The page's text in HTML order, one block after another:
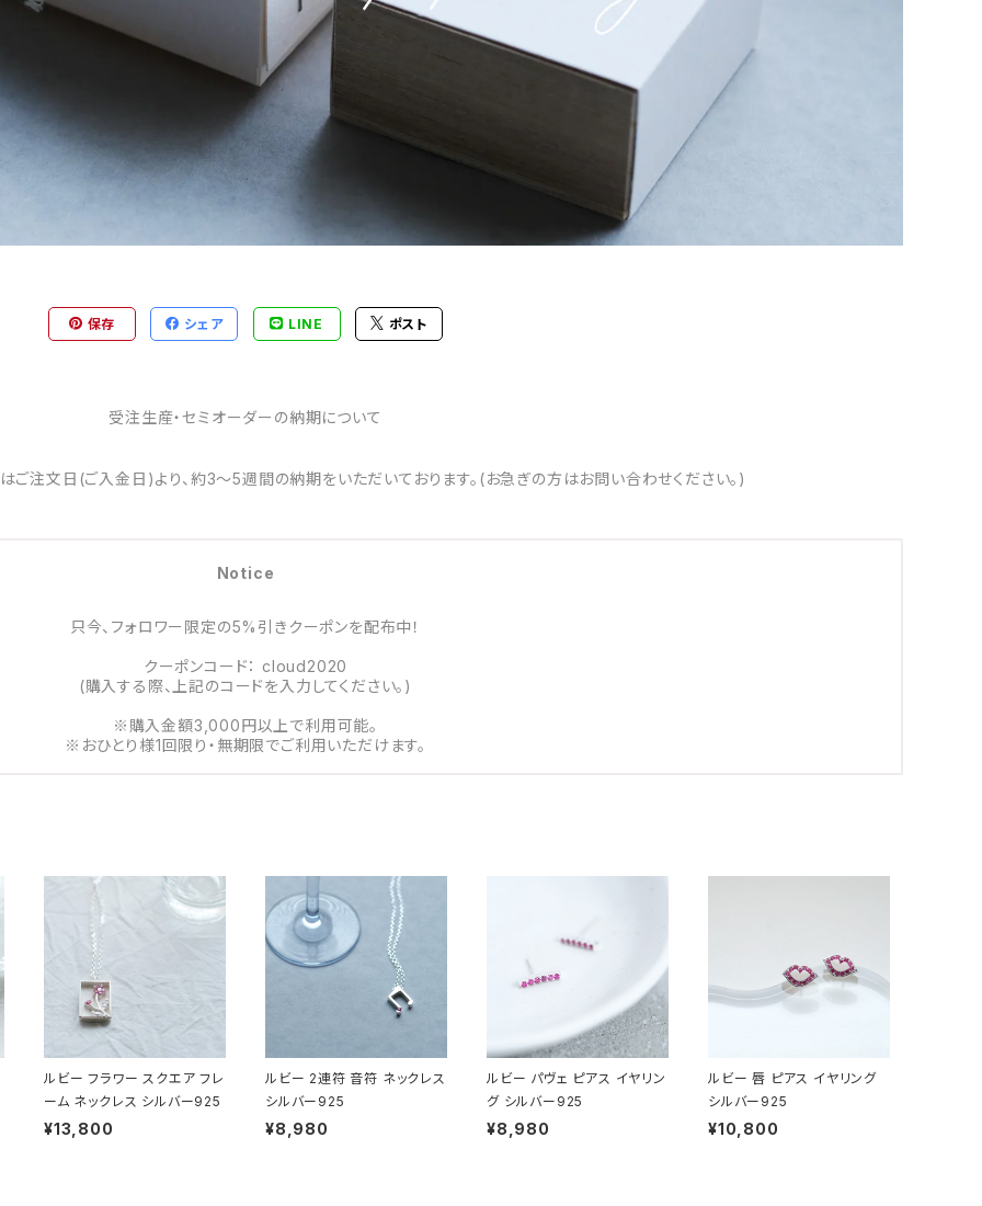
保存 シェア LINE ポスト
受注生産・セミオーダーの納期について
ご注文日(ご入金日)より、約3～5週間の納期をいただいております。(お急ぎの方はお問い合わせください。)
Notice
只今、フォロワー限定の5%引きクーポンを配布中！
クーポンコード： cloud2020
(購入する際、上記のコードを入力してください。)
※購入金額3,000円以上で利用可能。
※おひとり様1回限り・無期限でご利用いただけます。
ルビー フラワー スクエア フレ
ーム ネックレス シルバー925
¥13,800
ルビー 2連符 音符 ネックレス
シルバー925
¥8,980
ルビー パヴェ ピアス イヤリン
グ シルバー925
¥8,980
ルビー 唇 ピアス イヤリング
シルバー925
¥10,800